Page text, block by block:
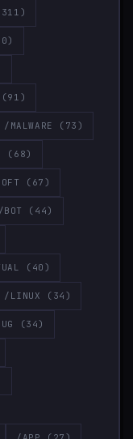
(91)
/MALWARE (73)
(68)
(67)
/BOT (44)
(40)
/LINUX (34)
(34)